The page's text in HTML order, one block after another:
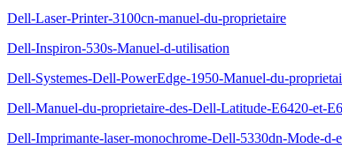
Dell-Laser-Printer-3100cn-manuel-du-proprietaire
Dell-Inspiron-530s-Manuel-d-utilisation
Dell-Systemes-Dell-PowerEdge-1950-Manuel-du-
Dell-Manuel-du-proprietaire-des-Dell-Latitude-E6420-et-
Dell-Imprimante-laser-monochrome-Dell-5330dn-Mode-d-